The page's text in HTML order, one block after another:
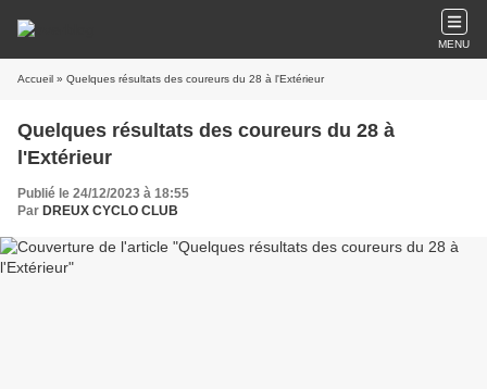
MENU
Accueil » Quelques résultats des coureurs du 28 à l'Extérieur
Quelques résultats des coureurs du 28 à
l'Extérieur
Publié le 24/12/2023 à 18:55
Par DREUX CYCLO CLUB